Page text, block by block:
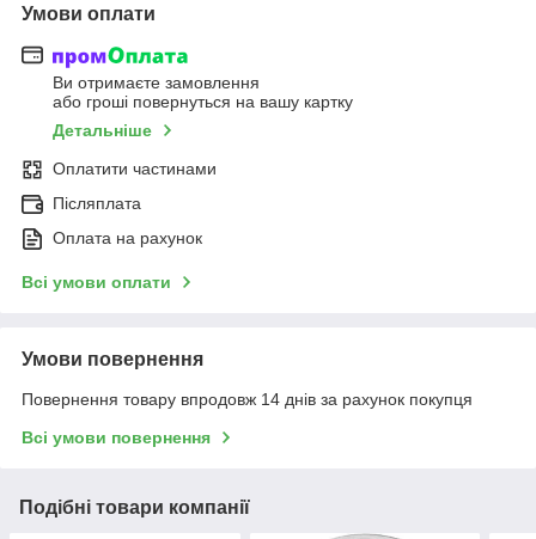
Умови оплати
Ви отримаєте замовлення
або гроші повернуться на вашу картку
Детальніше
Оплатити частинами
Післяплата
Оплата на рахунок
Всі умови оплати
Умови повернення
Повернення товару впродовж 14 днів за рахунок покупця
Всі умови повернення
Подібні товари компанії